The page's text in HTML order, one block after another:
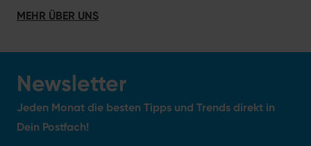
MEHR ÜBER UNS
Newsletter
Jeden Monat die besten Tipps und Trends direkt in
Dein Postfach!